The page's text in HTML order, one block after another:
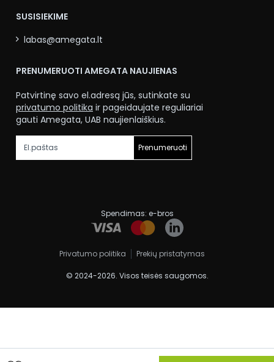
SUSISIEKIME
labas@amegata.lt
PRENUMERUOTI AMEGATA NAUJIENAS
Patvirtinę savo el.adresą jūs, sutinkate su
privatumo politika ir pageidaujate reguliariai
gauti Amegata, UAB naujienlaiškius.
Prenumeruoti
© 2024-2026. Visos teisės saugomos.
Privatumo politika Prekių pristatymas
Spendimas: e-bros